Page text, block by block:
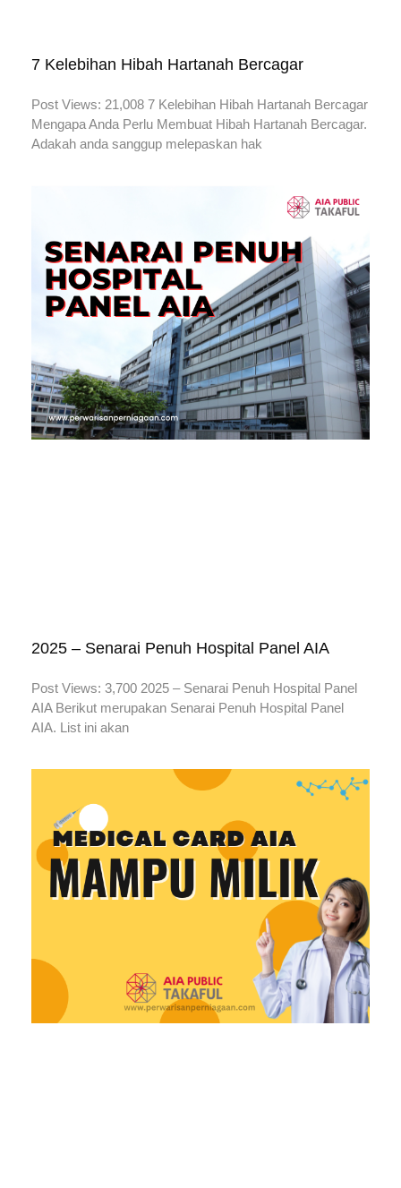
7 Kelebihan Hibah Hartanah Bercagar
Post Views: 21,008 7 Kelebihan Hibah Hartanah Bercagar
Mengapa Anda Perlu Membuat Hibah Hartanah Bercagar.
Adakah anda sanggup melepaskan hak
2025 – Senarai Penuh Hospital Panel AIA
Post Views: 3,700 2025 – Senarai Penuh Hospital Panel
AIA Berikut merupakan Senarai Penuh Hospital Panel
AIA. List ini akan